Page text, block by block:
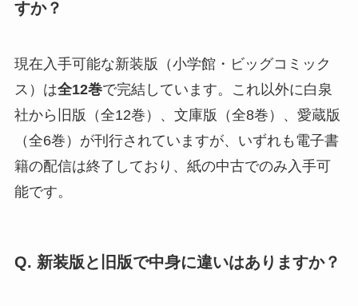
すか？
現在入手可能な新装版（小学館・ビッグコミック
ス）は全12巻で完結しています。これ以外に白泉
社から旧版（全12巻）、文庫版（全8巻）、愛蔵版
（全6巻）が刊行されていますが、いずれも電子書
籍の配信は終了しており、紙の中古でのみ入手可
能です。
Q. 新装版と旧版で中身に違いはありますか？